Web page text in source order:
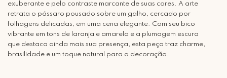
exuberante e pelo contraste marcante de suas cores. A arte
retrata o pássaro pousado sobre um galho, cercado por
folhagens delicadas, em uma cena elegante. Com seu bico
vibrante em tons de laranja e amarelo e a plumagem escura
que destaca ainda mais sua presença, esta peça traz charme,
brasilidade e um toque natural para a decoração.